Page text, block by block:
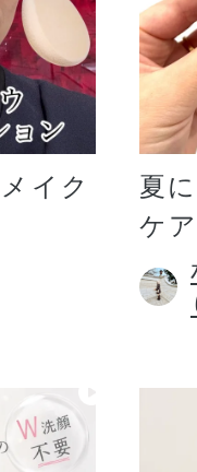
イク
夏
ケ